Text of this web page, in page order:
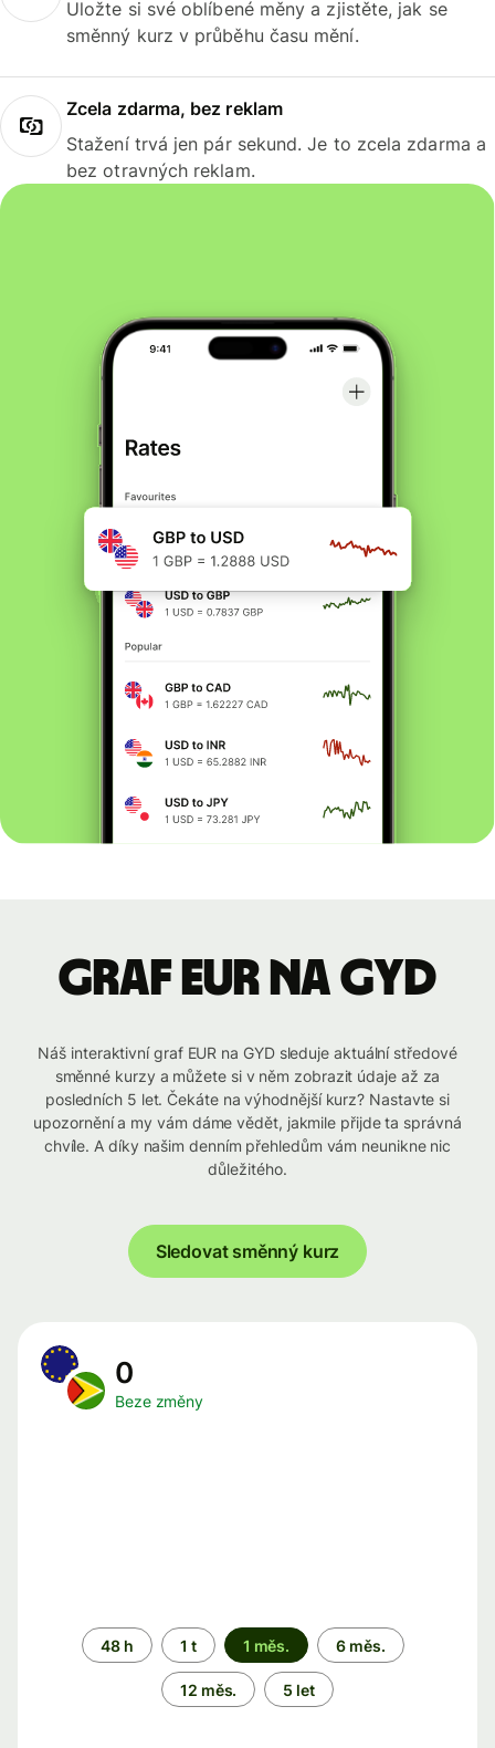
Uložte si své oblíbené měny a zjistěte, jak se
směnný kurz v průběhu času mění.
Zcela zdarma, bez reklam
Stažení trvá jen pár sekund. Je to zcela zdarma a
bez otravných reklam.
graf EUR na GYD
Náš interaktivní graf EUR na GYD sleduje aktuální středové
směnné kurzy a můžete si v něm zobrazit údaje až za
posledních 5 let. Čekáte na výhodnější kurz? Nastavte si
upozornění a my vám dáme vědět, jakmile přijde ta správná
chvíle. A díky našim denním přehledům vám neunikne nic
důležitého.
Sledovat směnný kurz
0
Beze změny
Časové
období
48 h 1 t 1 měs. 6 měs.
12 měs. 5 let